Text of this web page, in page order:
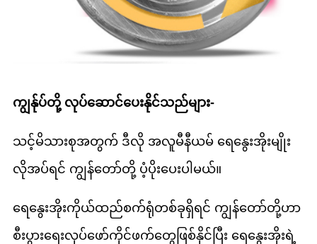
ကျွန်ုပ်တို့ လုပ်ဆောင်ပေးနိုင်သည်များ-
သင့်မိသားစုအတွက် ဒီလို အလူမီနီယမ် ရေနွေးအိုးမျိုး
လိုအပ်ရင် ကျွန်တော်တို့ ပံ့ပိုးပေးပါမယ်။
ရေနွေးအိုးကိုယ်ထည်စက်ရုံတစ်ခုရှိရင် ကျွန်တော်တို့ဟာ
စီးပွားရေးလုပ်ဖော်ကိုင်ဖက်တွေဖြစ်နိုင်ပြီး ရေနွေးအိုးရဲ့